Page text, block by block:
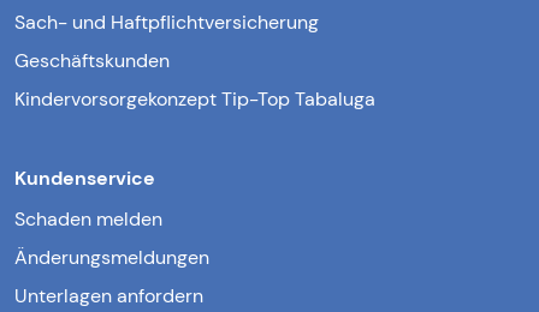
Sach- und Haftpflichtversicherung
Geschäftskunden
Kindervorsorgekonzept Tip-Top Tabaluga
Kundenservice
Schaden melden
Änderungsmeldungen
Unterlagen anfordern